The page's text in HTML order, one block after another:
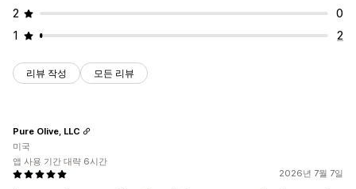
사용자 지정 레이아웃
여러 언어
2
0
1
2
리뷰 작성 모든 리뷰
2026년 7월 7일
Pure Olive, LLC
미국
앱 사용 기간 대략 6시간